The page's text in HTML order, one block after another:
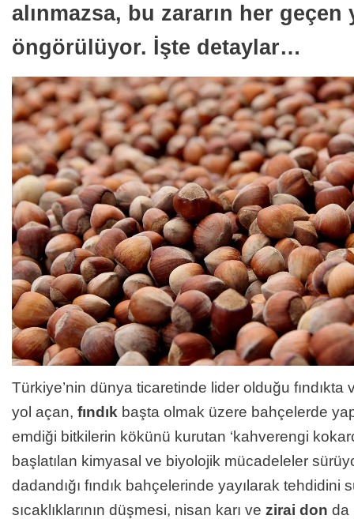
alınmazsa, bu zararın her geçen
öngörülüyor. İşte detaylar…
Türkiye’nin dünya ticaretinde lider olduğu fındıkta
yol açan, fındık başta olmak üzere bahçelerde
emdiği bitkilerin kökünü kurutan ‘kahverengi
başlatılan kimyasal ve biyolojik mücadeleler
dadandığı fındık bahçelerinde yayılarak tehdidini
sıcaklıklarının düşmesi, nisan karı ve zirai don da